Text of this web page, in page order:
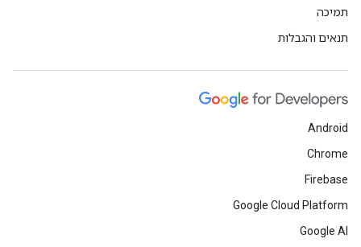
תמיכה
תנאים והגבלות
Android
Chrome
Firebase
Google Cloud Platform
Google AI